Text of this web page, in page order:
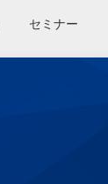
セミナー